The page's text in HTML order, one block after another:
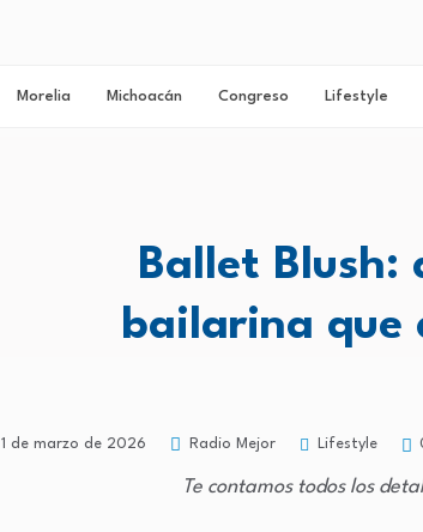
Morelia Michoacán Congreso Lifestyle
Ballet Blush:
bailarina que
1 de marzo de 2026 Radio Mejor Lifestyle
Te contamos todos los